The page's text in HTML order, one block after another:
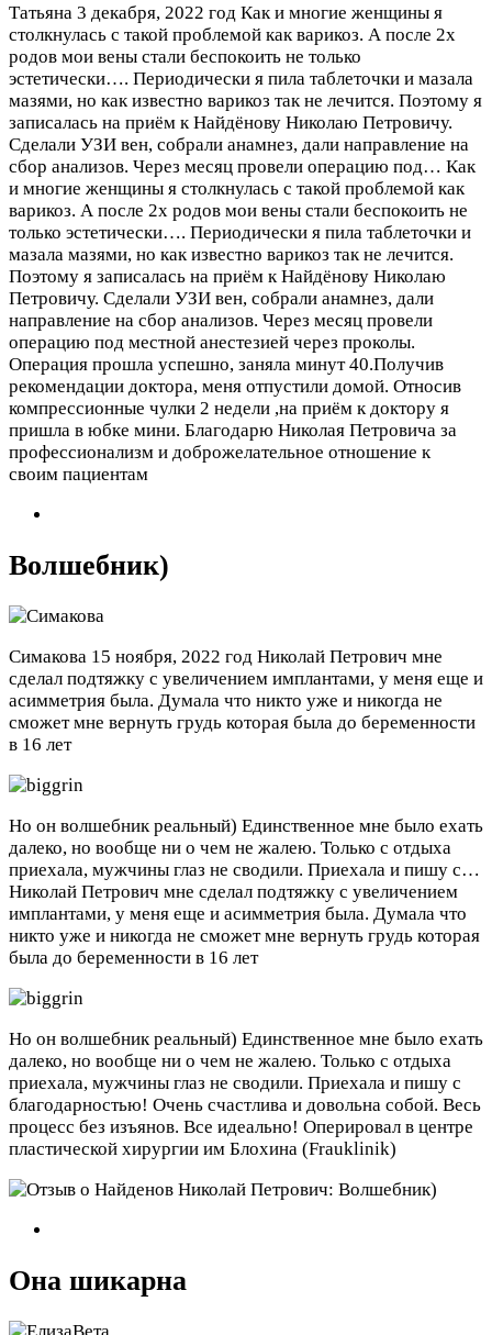
Татьяна 3 декабря, 2022 год Как и многие женщины я
столкнулась с такой проблемой как варикоз. А после 2х
родов мои вены стали беспокоить не только
эстетически…. Периодически я пила таблеточки и мазала
мазями, но как известно варикоз так не лечится. Поэтому я
записалась на приём к Найдёнову Николаю Петровичу.
Сделали УЗИ вен, собрали анамнез, дали направление на
сбор анализов. Через месяц провели операцию под… Как
и многие женщины я столкнулась с такой проблемой как
варикоз. А после 2х родов мои вены стали беспокоить не
только эстетически…. Периодически я пила таблеточки и
мазала мазями, но как известно варикоз так не лечится.
Поэтому я записалась на приём к Найдёнову Николаю
Петровичу. Сделали УЗИ вен, собрали анамнез, дали
направление на сбор анализов. Через месяц провели
операцию под местной анестезией через проколы.
Операция прошла успешно, заняла минут 40.Получив
рекомендации доктора, меня отпустили домой. Относив
компрессионные чулки 2 недели ,на приём к доктору я
пришла в юбке мини. Благодарю Николая Петровича за
профессионализм и доброжелательное отношение к
своим пациентам
Волшебник)
Симакова 15 ноября, 2022 год Николай Петрович мне
сделал подтяжку с увеличением имплантами, у меня еще и
асимметрия была. Думала что никто уже и никогда не
сможет мне вернуть грудь которая была до беременности
в 16 лет
Но он волшебник реальный) Единственное мне было ехать
далеко, но вообще ни о чем не жалею. Только с отдыха
приехала, мужчины глаз не сводили. Приехала и пишу с…
Николай Петрович мне сделал подтяжку с увеличением
имплантами, у меня еще и асимметрия была. Думала что
никто уже и никогда не сможет мне вернуть грудь которая
была до беременности в 16 лет
Но он волшебник реальный) Единственное мне было ехать
далеко, но вообще ни о чем не жалею. Только с отдыха
приехала, мужчины глаз не сводили. Приехала и пишу с
благодарностью! Очень счастлива и довольна собой. Весь
процесс без изъянов. Все идеально! Оперировал в центре
пластической хирургии им Блохина (Frauklinik)
Она шикарна